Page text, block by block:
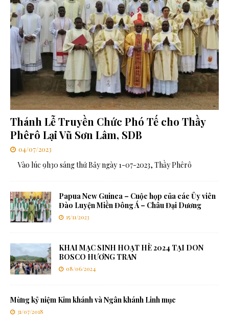
Thánh Lễ Truyền Chức Phó Tế cho Thầy
Phêrô Lại Vũ Sơn Lâm, SDB
04/07/2023
Vào lúc 9h30 sáng thứ Bảy ngày 1-07-2023, Thầy Phêrô
Papua New Guinea – Cuộc họp của các Ủy viên
Đào Luyện Miền Đông Á – Châu Đại Dương
15/11/2023
KHAI MẠC SINH HOẠT HÈ 2024 TẠI DON
BOSCO HƯƠNG TRAN
08/06/2024
Mừng kỷ niệm Kim khánh và Ngân khánh Linh mục
31/07/2018